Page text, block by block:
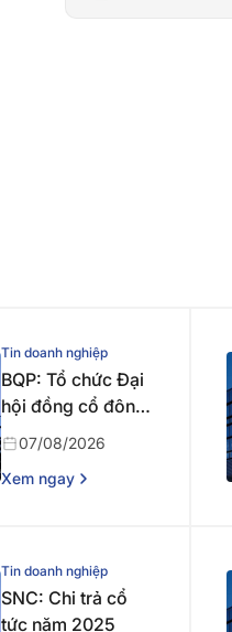
Tin doanh nghiệp
BQP: Tổ chức Đại
hội đồng cổ đông
thường niên năm
07/08/2026
Xem ngay
Tin doanh nghiệp
SNC: Chi trả cổ
tức năm 2025